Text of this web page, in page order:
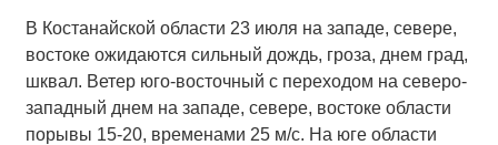
В Костанайской области 23 июля на западе, севере,
востоке ожидаются сильный дождь, гроза, днем град,
шквал. Ветер юго-восточный с переходом на северо-
западный днем на западе, севере, востоке области
порывы 15-20, временами 25 м/с. На юге области